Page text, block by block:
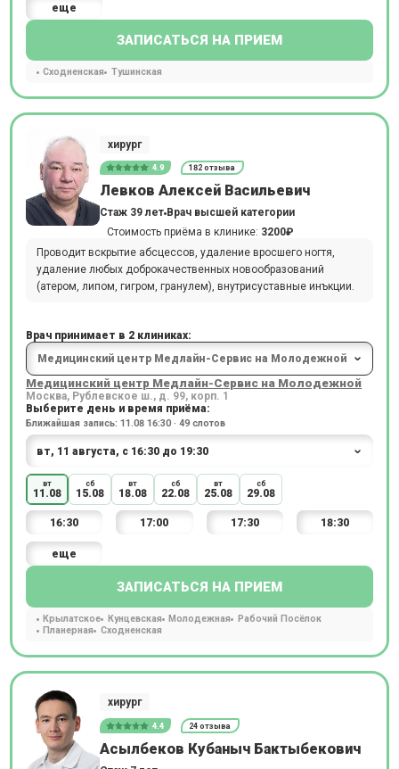
еще
ЗАПИСАТЬСЯ НА ПРИЕМ
Сходненская Тушинская
хирург
4.9 182 отзыва
Левков Алексей Васильевич
Стаж 39 лет Врач высшей категории
Стоимость приёма в клинике: 3200₽
Проводит вскрытие абсцессов, удаление вросшего ногтя,
удаление любых доброкачественных новообразований
(атером, липом, гигром, гранулем), внутрисуставные инъкции.
Врач принимает в 2 клиниках:
Медицинский центр Медлайн-Сервис на Молодежной
Москва, Рублевское ш., д. 99, корп. 1
Выберите день и время приёма:
Ближайшая запись: 11.08 16:30 · 49 слотов
вт
11.08
сб
15.08
вт
18.08
сб
22.08
вт
25.08
сб
29.08
16:30 17:00 17:30 18:30
еще
ЗАПИСАТЬСЯ НА ПРИЕМ
Крылатское Кунцевская Молодежная
Рабочий Посёлок
Планерная
Сходненская
хирург
4.4 24 отзыва
Асылбеков Кубаныч Бактыбекович